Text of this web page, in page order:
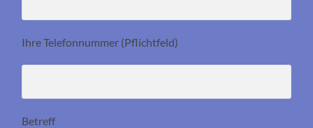
Ihre Telefonnummer (Pflichtfeld)
Betreff